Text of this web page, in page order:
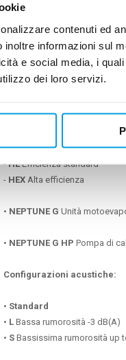
contenuti ed
inoltre informazioni sul
e social media, i
dei loro servizi.
Kit:
• Ricevitore di liquido
• Antivibranti in gomma.
Versioni:
•NEPTUNE G Chiller solo
-HEEfficienza standard
- HEX Alta efficienza
• NEPTUNE G Unità
• NEPTUNE G HP Pompa di
Configurazioni acustiche:
• Standard
• L Bassa rumorosità -3 dB(A)
• S Bassissima rumorosità up